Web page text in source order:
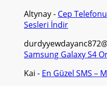
Altynay- Cep
Sesleri İndir
Samsung Galaxy S4
Kai - En Güzel SMS –